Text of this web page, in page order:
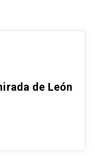
de León